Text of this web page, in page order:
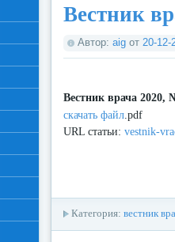
Вестник
Автор: aig от 20-12-
Вестник врача 2020,
скачать файл .pdf
URL статьи: vestnik-
Категория: вестник